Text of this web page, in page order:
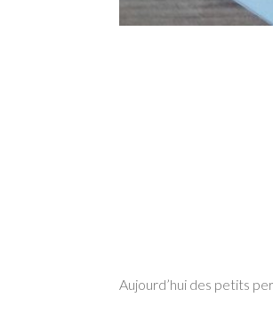
Aujourd’hui des petits